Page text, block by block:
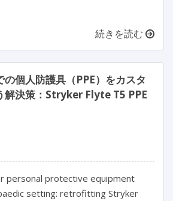
続きを読む
個人防護具（PPE）をカスタ
解決策：Stryker Flyte T5 PPE
personal protective equipment
setting: retrofitting Stryker